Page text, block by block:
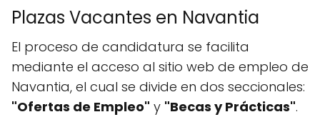
Plazas Vacantes en Navantia
El proceso de candidatura se facilita
mediante el acceso al sitio web de empleo de
Navantia, el cual se divide en dos seccionales:
"Ofertas de Empleo" y "Becas y Prácticas".